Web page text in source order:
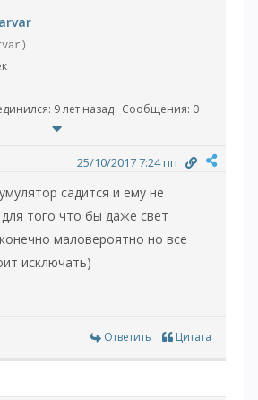
9 лет назад Сообщения: 0
25/10/2017 7:24 пп
садится и ему не
для того что бы даже свет
маловероятно но все
исключать)
Ответить Цитата